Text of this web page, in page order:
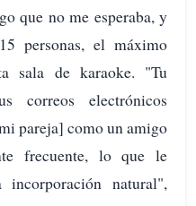
que no me esperaba, y
personas, el máximo
sala de karaoke. "Tu
electrónicos
pareja] como un amigo
frecuente, lo que le
natural",